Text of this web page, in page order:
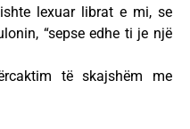
lexuar librat e mi, se
“sepse edhe ti je një
të skajshëm me